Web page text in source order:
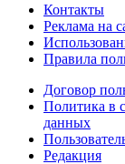
Контакты
Реклама на
Правила
Договор
Политика в
данных
Редакция